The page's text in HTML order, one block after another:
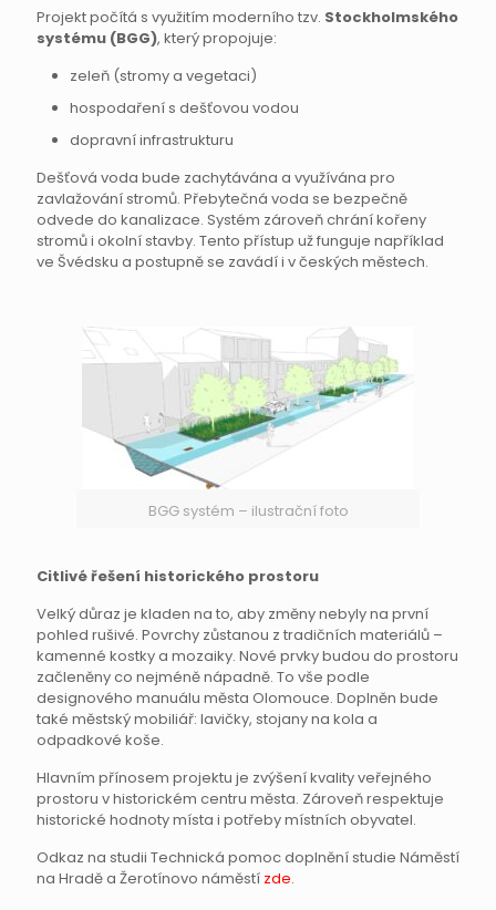
Projekt počítá s využitím moderního tzv. Stockholmského
systému (BGG), který propojuje:
zeleň (stromy a vegetaci)
hospodaření s dešťovou vodou
dopravní infrastrukturu
Dešťová voda bude zachytávána a využívána pro
zavlažování stromů. Přebytečná voda se bezpečně
odvede do kanalizace. Systém zároveň chrání kořeny
stromů i okolní stavby. Tento přístup už funguje například
ve Švédsku a postupně se zavádí i v českých městech.
BGG systém – ilustrační foto
Citlivé řešení historického prostoru
Velký důraz je kladen na to, aby změny nebyly na první
pohled rušivé. Povrchy zůstanou z tradičních materiálů –
kamenné kostky a mozaiky. Nové prvky budou do prostoru
začleněny co nejméně nápadně. To vše podle
designového manuálu města Olomouce. Doplněn bude
také městský mobiliář: lavičky, stojany na kola a
odpadkové koše.
Hlavním přínosem projektu je zvýšení kvality veřejného
prostoru v historickém centru města. Zároveň respektuje
historické hodnoty místa i potřeby místních obyvatel.
Odkaz na studii Technická pomoc doplnění studie Náměstí
na Hradě a Žerotínovo náměstí zde.